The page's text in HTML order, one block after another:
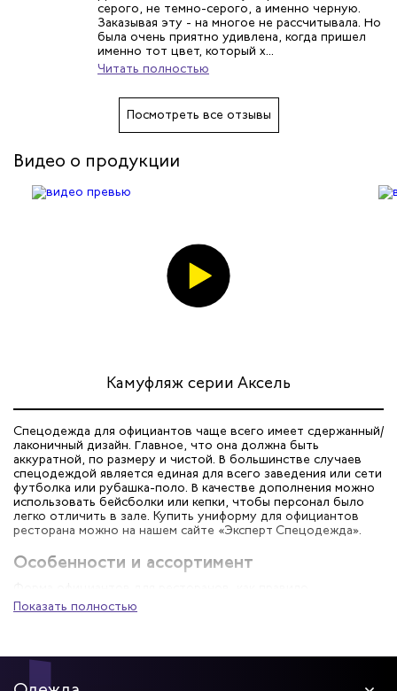
серого, не темно-серого, а именно черную.
Заказывая эту - на многое не рассчитывала. Но
была очень приятно удивлена, когда пришел
именно тот цвет, который х...
Читать полностью
Посмотреть все отзывы
Видео о продукции
Камуфляж серии Аксель
Спецодежда для официантов чаще всего имеет сдержанный/
лаконичный дизайн. Главное, что она должна быть
аккуратной, по размеру и чистой. В большинстве случаев
спецодеждой является единая для всего заведения или сети
футболка или рубашка-поло. В качестве дополнения можно
использовать бейсболки или кепки, чтобы персонал было
легко отличить в зале. Купить униформу для официантов
ресторана можно на нашем сайте «Эксперт Спецодежда».
Особенности и ассортимент
подвергается многократным стиркам. Это означает, что для
пошива используют прочные и износостойкие материалы,
«дышали», не вызывали раздражение и дискомфорт, так как
требование – свободный покрой, чтобы вещи не стесняли
Показать полностью